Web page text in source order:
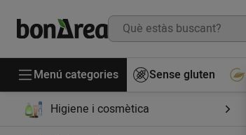
Menú categories Sense gluten
Begudes
Drogueria
Higiene i cosmètica